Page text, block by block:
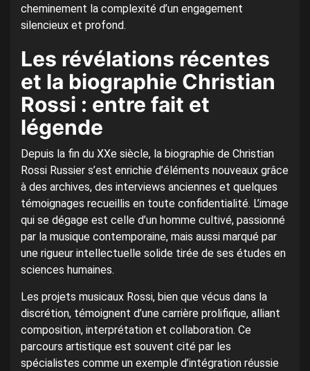
cheminement la complexité d’un engagement
silencieux et profond.
Les révélations récentes
et la biographie Christian
Rossi : entre fait et
légende
Depuis la fin du XXe siècle, la biographie de Christian
Rossi Russier s’est enrichie d’éléments nouveaux grâce
à des archives, des interviews anciennes et quelques
témoignages recueillis en toute confidentialité. L’image
qui se dégage est celle d’un homme cultivé, passionné
par la musique contemporaine, mais aussi marqué par
une rigueur intellectuelle solide tirée de ses études en
sciences humaines.
Les projets musicaux Rossi, bien que vécus dans la
discrétion, témoignent d’une carrière prolifique, alliant
composition, interprétation et collaboration. Ce
parcours artistique est souvent cité par les
spécialistes comme un exemple d’intégration réussie